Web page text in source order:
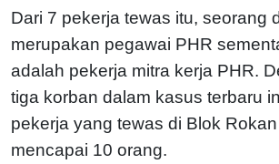
Dari 7 pekerja tewas itu, seorang
merupakan pegawai PHR
adalah pekerja mitra kerja PHR.
tiga korban dalam kasus terbaru
pekerja yang tewas di Blok
mencapai 10 orang.